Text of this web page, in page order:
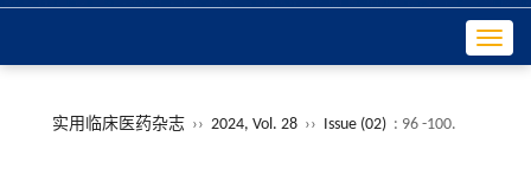
实用临床医药杂志 ›› 2024, Vol. 28 ›› Issue (02) : 96 -100.